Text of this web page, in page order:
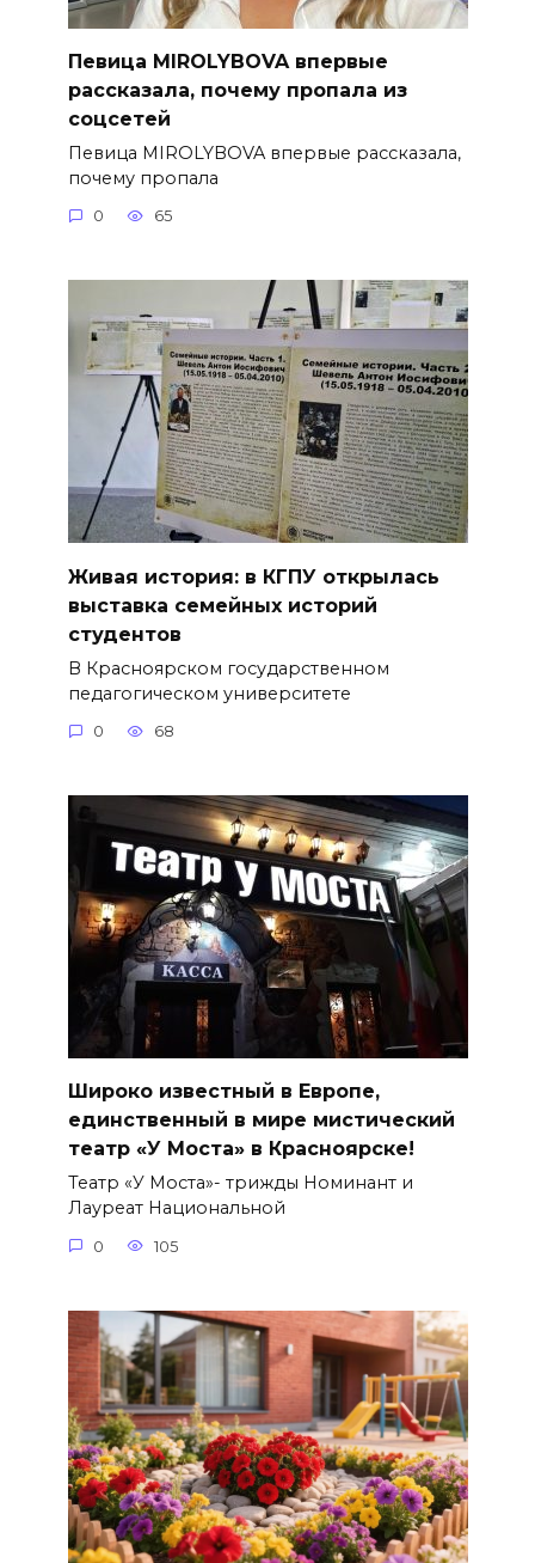
Певица MIROLYBOVA впервые
рассказала, почему пропала из
соцсетей
Певица MIROLYBOVA впервые рассказала,
почему пропала
0 65
Живая история: в КГПУ открылась
выставка семейных историй
студентов
В Красноярском государственном
педагогическом университете
0 68
Широко известный в Европе,
единственный в мире мистический
театр «У Моста» в Красноярске!
Театр «У Моста»- трижды Номинант и
Лауреат Национальной
0 105